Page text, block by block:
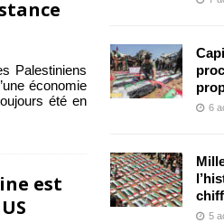
Palestiniens
économie
été en
est
6
5